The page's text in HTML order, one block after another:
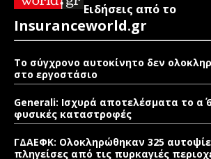
Ειδήσεις από το
Insuranceworld.gr
Το σύγχρονο αυτοκίνητο δεν
στο εργοστάσιο
Generali: Ισχυρά αποτελέσματα το α΄
φυσικές καταστροφές
ΓΔΑΕΦΚ: Ολοκληρώθηκαν 325
πληγείσες από τις πυρκαγιές